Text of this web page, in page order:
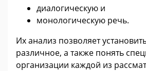
диалогическую и
монологическую речь.
Их анализ позволяет
различное, а также понять
организации каждой из